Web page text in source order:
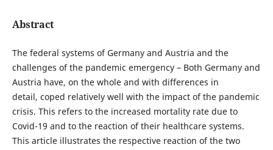
Abstract
The federal systems of Germany and Austria and the
challenges of the pandemic emergency – Both Germany and
Austria have, on the whole and with differences in
detail, coped relatively well with the impact of the pandemic
crisis. This refers to the increased mortality rate due to
Covid-19 and to the reaction of their healthcare systems.
This article illustrates the respective reaction of the two